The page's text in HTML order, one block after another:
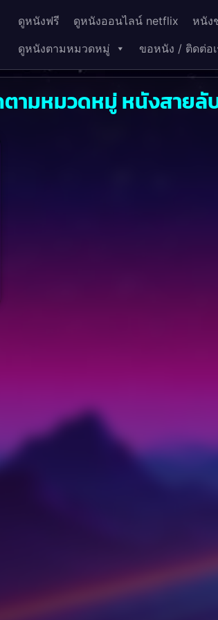
ดูหนังฟรี ดูหนังออนไลน์ netflix หนัง
ดูหนังตามหมวดหมู่
ขอหนัง / ติดต่อเ
ามหมวดหมู่ หนังสายลั